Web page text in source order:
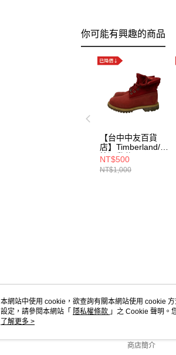
你可能有興趣的商品
【台中中友百貨
店】Timberland/高
筒運動休閒
鞋/23cm/A13ZT
NT$500
NT$1,000
關於我們
商店簡介
本網站中使用 cookie，欲查詢有關本網站使用 cookie
設定，請參閱本網站「 隱私權條款 」之 Cookie 聲明。
使用 cookie。
了解更多 >